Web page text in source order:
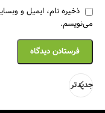
ذخیره نام، ایمیل و
می‌نویسم.
جدیدتر